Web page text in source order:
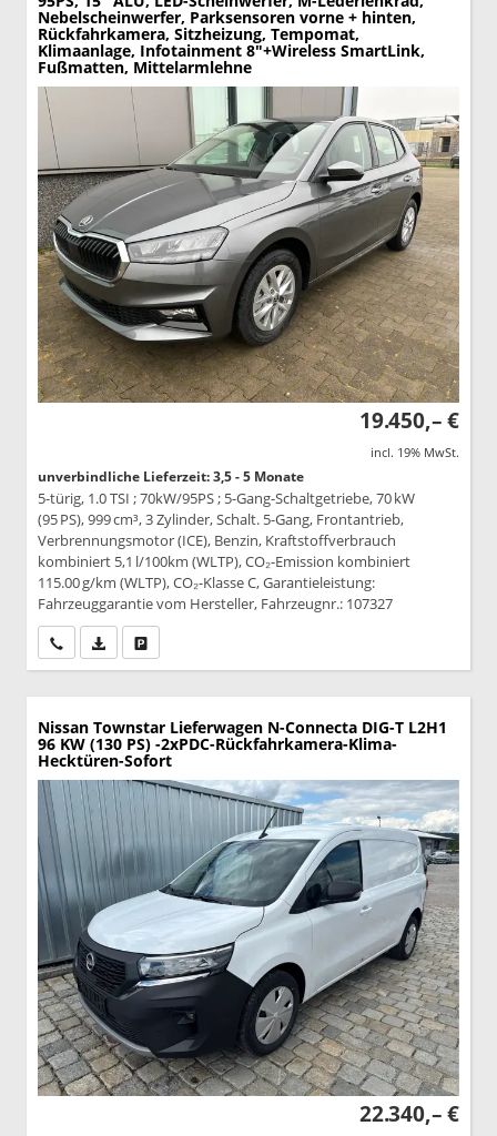
Nebelscheinwerfer, Parksensoren vorne + hinten,
Rückfahrkamera, Sitzheizung, Tempomat,
Klimaanlage, Infotainment 8"+Wireless SmartLink,
Fußmatten, Mittelarmlehne
19.450,– €
incl. 19% MwSt.
unverbindliche Lieferzeit: 3,5 - 5 Monate
5-türig, 1.0 TSI ; 70kW/95PS ; 5-Gang-Schaltgetriebe, 70 kW
(95 PS), 999 cm³, 3 Zylinder, Schalt. 5-Gang, Frontantrieb,
Verbrennungsmotor (ICE), Benzin, Kraftstoffverbrauch
kombiniert 5,1 l/100km (WLTP), CO₂-Emission kombiniert
115.00 g/km (WLTP), CO₂-Klasse C, Garantieleistung:
Fahrzeuggarantie vom Hersteller, Fahrzeugnr.: 107327
Wir rufen Sie anPDF-Datei, Fahrzeugexposé drucken
Nissan Townstar Lieferwagen N-Connecta DIG-T L2H1
96 KW (130 PS) -2xPDC-Rückfahrkamera-Klima-
Hecktüren-Sofort
22.340,– €